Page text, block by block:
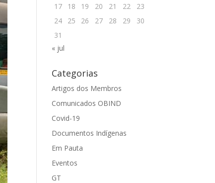
17
18 19 20 21 22
23
24
25 26 27 28 29
30
31
« jul
Categorias
Artigos dos Membros
Comunicados OBIND
Covid-19
Documentos Indígenas
Em Pauta
Eventos
GT